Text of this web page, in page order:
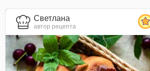
Светлана
автор рецепта